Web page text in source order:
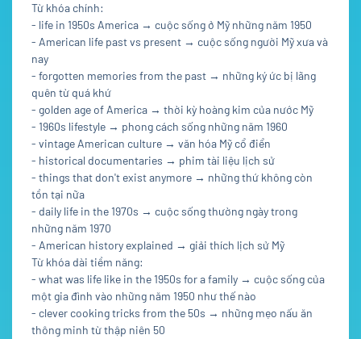
Từ khóa chính:
- life in 1950s America → cuộc sống ở Mỹ những năm 1950
- American life past vs present → cuộc sống người Mỹ xưa và
nay
- forgotten memories from the past → những ký ức bị lãng
quên từ quá khứ
- golden age of America → thời kỳ hoàng kim của nước Mỹ
- 1960s lifestyle → phong cách sống những năm 1960
- vintage American culture → văn hóa Mỹ cổ điển
- historical documentaries → phim tài liệu lịch sử
- things that don't exist anymore → những thứ không còn
tồn tại nữa
- daily life in the 1970s → cuộc sống thường ngày trong
những năm 1970
- American history explained → giải thích lịch sử Mỹ
Từ khóa dài tiềm năng:
- what was life like in the 1950s for a family → cuộc sống của
một gia đình vào những năm 1950 như thế nào
- clever cooking tricks from the 50s → những mẹo nấu ăn
thông minh từ thập niên 50